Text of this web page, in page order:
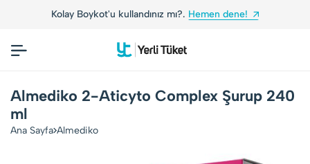
Kolay Boykot'u kullandınız mı?.Hemen dene!
Almediko 2-Aticyto Complex Şurup 240
ml
Ana Sayfa Almediko